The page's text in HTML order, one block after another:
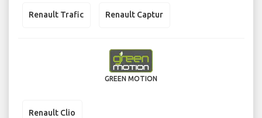
Renault Trafic Renault Captur
GREEN MOTION
Renault Clio